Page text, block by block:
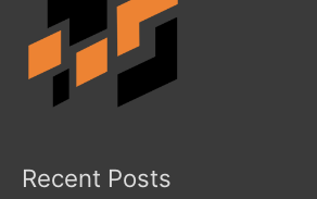
Recent Posts